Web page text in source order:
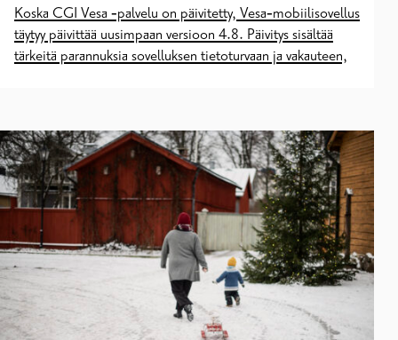
Koska CGI Vesa ‑palvelu on päivitetty, Vesa‑mobiilisovellus
täytyy päivittää uusimpaan versioon 4.8. Päivitys sisältää
tärkeitä parannuksia sovelluksen tietoturvaan ja vakauteen,